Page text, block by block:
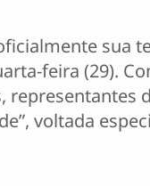
sua
feira (29).
representantes
voltada